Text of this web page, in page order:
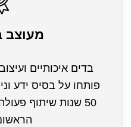
מעוצב
בדים איכותיים
פותחו על בסיס ידע
50 שנות שיתוף